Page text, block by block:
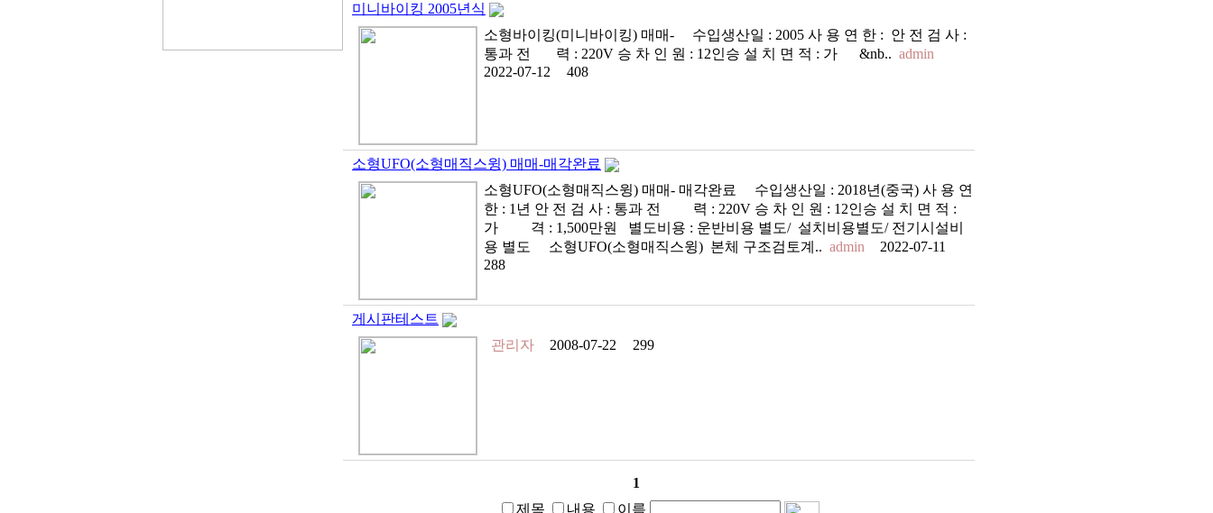
미니바이킹 2005년식
소형바이킹(미니바이킹) 매매- 수입생산일 : 2005 사 용 연 한 : 안 전 검 사 :
통과 전 력 : 220V 승 차 인 원 : 12인승 설 치 면 적 : 가 &nb.. admin
2022-07-12
408
소형UFO(소형매직스윙) 매매-매각완료
소형UFO(소형매직스윙) 매매- 매각완료 수입생산일 : 2018년(중국) 사 용 연
한 : 1년 안 전 검 사 : 통과 전 력 : 220V 승 차 인 원 : 12인승 설 치 면 적 :
가 격 : 1,500만원 별도비용 : 운반비용 별도/ 설치비용별도/ 전기시설비
용 별도 소형UFO(소형매직스윙) 본체 구조검토계.. admin
2022-07-11
288
게시판테스트
관리자
2008-07-22 299
1
제목
내용 이름